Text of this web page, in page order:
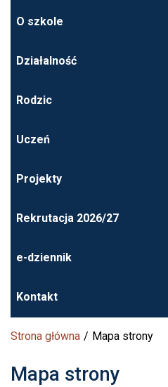
O szkole
Działalność
Rodzic
Uczeń
Projekty
Rekrutacja 2026/27
e-dziennik
Kontakt
Strona główna Mapa strony
Mapa strony